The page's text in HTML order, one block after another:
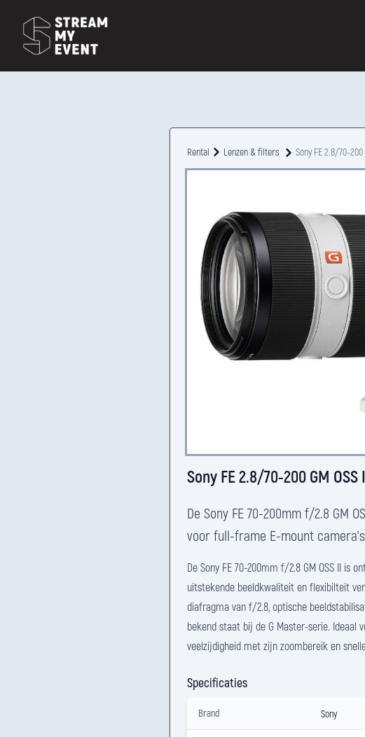
Rental Lenzen & filters Sony FE 2.8/70-200
Sony FE 2.8/70-200 GM OSS
De Sony FE 70-200mm f/2.8 GM
voor full-frame E-mount
De Sony FE 70-200mm f/2.8 GM OSS II is
uitstekende beeldkwaliteit en flexibilteit
diafragma van f/2.8, optische
bekend staat bij de G Master-serie. Ideaal
veelzijdigheid met zijn zoombereik en
Specificaties
Brand Sony